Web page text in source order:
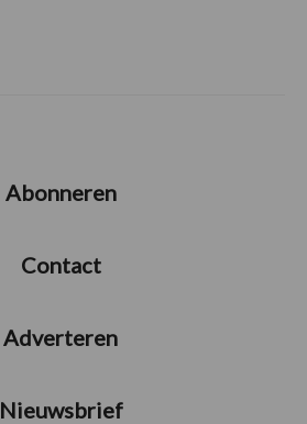
Abonneren
Contact
Adverteren
Nieuwsbrief